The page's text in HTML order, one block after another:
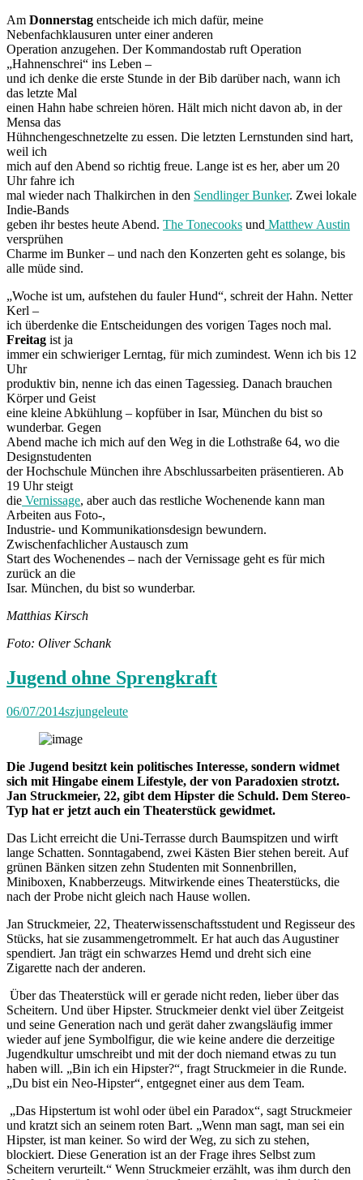
Am Donnerstag entscheide ich mich dafür, meine
Nebenfachklausuren unter einer anderen
Operation anzugehen. Der Kommandostab ruft Operation
„Hahnenschrei“ ins Leben –
und ich denke die erste Stunde in der Bib darüber nach, wann ich
das letzte Mal
einen Hahn habe schreien hören. Hält mich nicht davon ab, in der
Mensa das
Hühnchengeschnetzelte zu essen. Die letzten Lernstunden sind hart,
weil ich
mich auf den Abend so richtig freue. Lange ist es her, aber um 20
Uhr fahre ich
mal wieder nach Thalkirchen in den Sendlinger Bunker. Zwei lokale
Indie-Bands
geben ihr bestes heute Abend. The Tonecooks und Matthew Austin
versprühen
Charme im Bunker – und nach den Konzerten geht es solange, bis
alle müde sind.
„Woche ist um, aufstehen du fauler Hund“, schreit der Hahn. Netter
Kerl –
ich überdenke die Entscheidungen des vorigen Tages noch mal.
Freitag ist ja
immer ein schwieriger Lerntag, für mich zumindest. Wenn ich bis 12
Uhr
produktiv bin, nenne ich das einen Tagessieg. Danach brauchen
Körper und Geist
eine kleine Abkühlung – kopfüber in Isar, München du bist so
wunderbar. Gegen
Abend mache ich mich auf den Weg in die Lothstraße 64, wo die
Designstudenten
der Hochschule München ihre Abschlussarbeiten präsentieren. Ab
19 Uhr steigt
die Vernissage, aber auch das restliche Wochenende kann man
Arbeiten aus Foto-,
Industrie- und Kommunikationsdesign bewundern.
Zwischenfachlicher Austausch zum
Start des Wochenendes – nach der Vernissage geht es für mich
zurück an die
Isar. München, du bist so wunderbar.
Matthias Kirsch
Foto: Oliver Schank
Jugend ohne Sprengkraft
06/07/2014szjungeleute
Die Jugend besitzt kein politisches Interesse, sondern widmet
sich mit Hingabe einem Lifestyle, der von Paradoxien strotzt.
Jan Struckmeier, 22, gibt dem Hipster die Schuld. Dem Stereo-
Typ hat er jetzt auch ein Theaterstück gewidmet.
Das Licht erreicht die Uni-Terrasse durch Baumspitzen und wirft
lange Schatten. Sonntagabend, zwei Kästen Bier stehen bereit. Auf
grünen Bänken sitzen zehn Studenten mit Sonnenbrillen,
Miniboxen, Knabberzeugs. Mitwirkende eines Theaterstücks, die
nach der Probe nicht gleich nach Hause wollen.
Jan Struckmeier, 22, Theaterwissenschaftsstudent und Regisseur des
Stücks, hat sie zusammengetrommelt. Er hat auch das Augustiner
spendiert. Jan trägt ein schwarzes Hemd und dreht sich eine
Zigarette nach der anderen.
Über das Theaterstück will er gerade nicht reden, lieber über das
Scheitern. Und über Hipster. Struckmeier denkt viel über Zeitgeist
und seine Generation nach und gerät daher zwangsläufig immer
wieder auf jene Symbolfigur, die wie keine andere die derzeitige
Jugendkultur umschreibt und mit der doch niemand etwas zu tun
haben will. „Bin ich ein Hipster?“, fragt Struckmeier in die Runde.
„Du bist ein Neo-Hipster“, entgegnet einer aus dem Team.
„Das Hipstertum ist wohl oder übel ein Paradox“, sagt Struckmeier
und kratzt sich an seinem roten Bart. „Wenn man sagt, man sei ein
Hipster, ist man keiner. So wird der Weg, zu sich zu stehen,
blockiert. Diese Generation ist an der Frage ihres Selbst zum
Scheitern verurteilt.“ Wenn Struckmeier erzählt, was ihm durch den